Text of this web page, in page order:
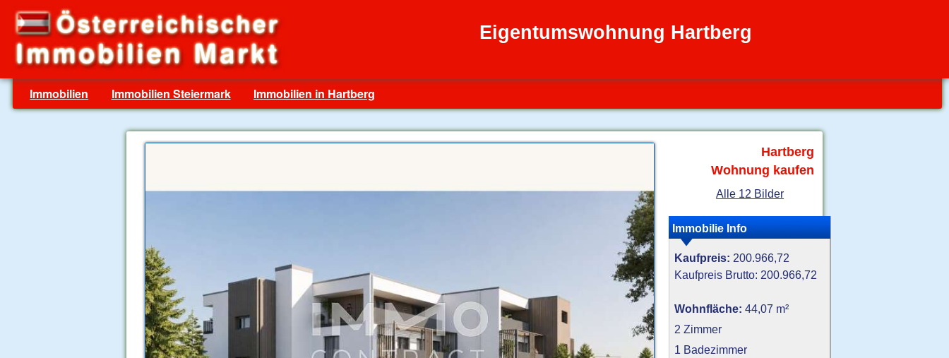
Eigentumswohnung Hartberg
Immobilien Immobilien Steiermark Immobilien in Hartberg
Hartberg
Wohnung kaufen
Alle 12 Bilder
Immobilie Info
Kaufpreis: 200.966,72
Kaufpreis Brutto: 200.966,72
Wohnfläche: 44,07 m²
2 Zimmer
1 Badezimmer